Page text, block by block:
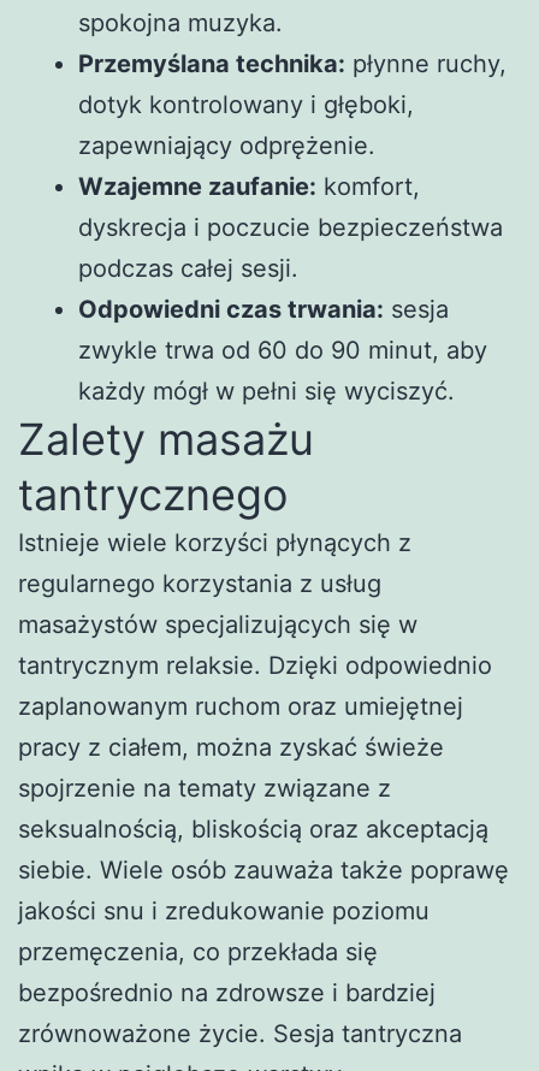
spokojna muzyka.
Przemyślana technika: płynne ruchy,
dotyk kontrolowany i głęboki,
zapewniający odprężenie.
Wzajemne zaufanie: komfort,
dyskrecja i poczucie bezpieczeństwa
podczas całej sesji.
Odpowiedni czas trwania: sesja
zwykle trwa od 60 do 90 minut, aby
każdy mógł w pełni się wyciszyć.
Zalety masażu
tantrycznego
Istnieje wiele korzyści płynących z
regularnego korzystania z usług
masażystów specjalizujących się w
tantrycznym relaksie. Dzięki odpowiednio
zaplanowanym ruchom oraz umiejętnej
pracy z ciałem, można zyskać świeże
spojrzenie na tematy związane z
seksualnością, bliskością oraz akceptacją
siebie. Wiele osób zauważa także poprawę
jakości snu i zredukowanie poziomu
przemęczenia, co przekłada się
bezpośrednio na zdrowsze i bardziej
zrównoważone życie. Sesja tantryczna